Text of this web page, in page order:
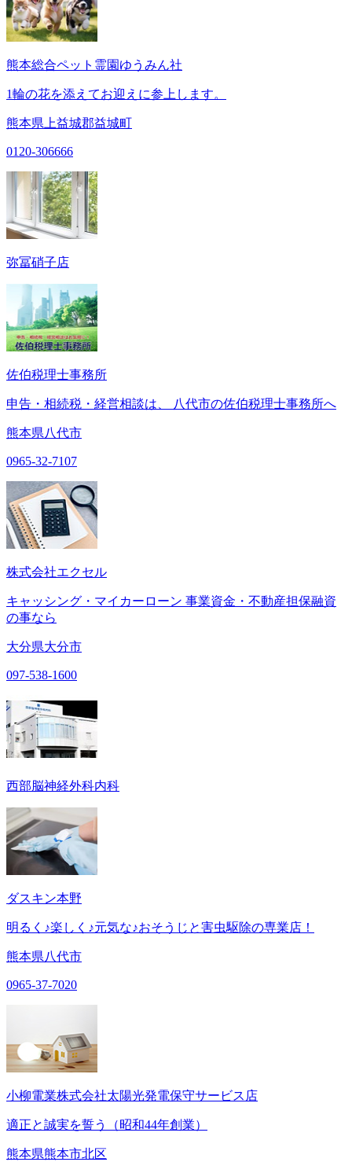
熊本総合ペット霊園ゆうみん社
1輪の花を添えてお迎えに参上します。
熊本県上益城郡益城町
0120-306666
弥冨硝子店
佐伯税理士事務所
申告・相続税・経営相談は、 八代市の佐伯税理士事務所へ
熊本県八代市
0965-32-7107
株式会社エクセル
キャッシング・マイカーローン 事業資金・不動産担保融資
の事なら
大分県大分市
097-538-1600
西部脳神経外科内科
ダスキン本野
明るく♪楽しく♪元気な♪おそうじと害虫駆除の専業店！
熊本県八代市
0965-37-7020
小柳電業株式会社太陽光発電保守サービス店
適正と誠実を誓う（昭和44年創業）
熊本県熊本市北区